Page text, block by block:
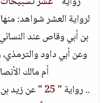
لرواية العشر شواهد:
بن أبي وقاص عند
وعن أبي داود
أم مالك
.. رواية" 25 " عن زيد